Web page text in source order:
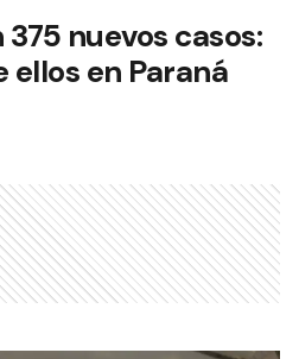
nuevos casos:
en Paraná